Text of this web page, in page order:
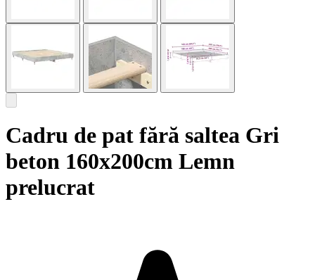
Cadru de pat fără saltea Gri
beton 160x200cm Lemn
prelucrat